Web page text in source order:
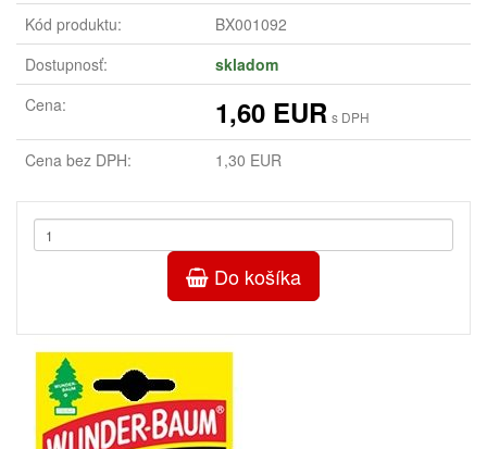
Kód produktu:
BX001092
Dostupnosť:
skladom
Cena:
1,60 EUR s DPH
Cena bez DPH: 1,30 EUR
Do košíka